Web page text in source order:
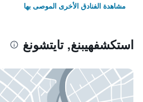
مشاهدة الفنادق الأخرى الموصى بها
استكشفهيبنغ, تايتشونغ